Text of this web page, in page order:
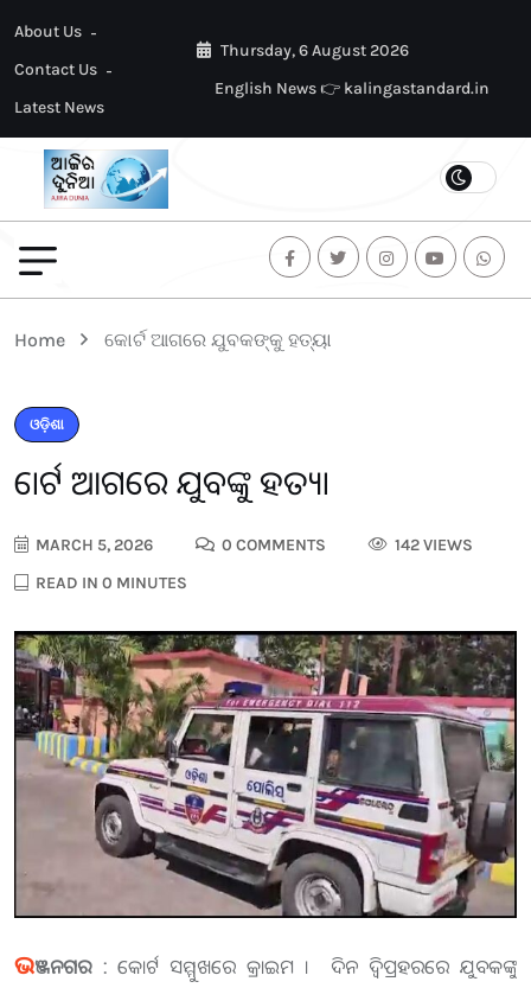
About Us
Contact Us
Latest News
Thursday, 6 August 2026
English News 👉 kalingastandard.in
Home କୋର୍ଟ ଆଗରେ ଯୁବକଙ୍କୁ ହତ୍ୟା
ଓଡ଼ିଶା
କୋର୍ଟ ଆଗରେ ଯୁବକଙ୍କୁ ହତ୍ୟା
MARCH 5, 2026 0 COMMENTS
142 VIEWS
READ IN 0 MINUTES
ଭଞ୍ଜନଗର : କୋର୍ଟ ସମ୍ମୁଖରେ କ୍ରାଇମ । ଦିନ ଦ୍ୱିପ୍ରହରରେ ଯୁବକଙ୍କୁ